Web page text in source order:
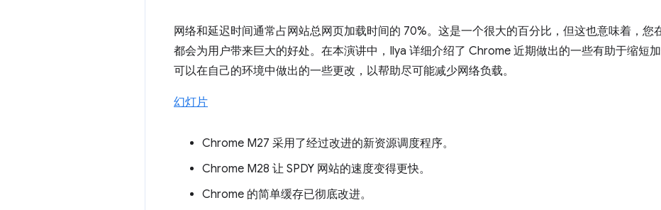
网络和延迟时间通常占网站总网页加载时间的 70%。这是一个很大的百分比，但这也意味着，您
都会为用户带来巨大的好处。在本演讲中，Ilya 详细介绍了 Chrome 近期做出的一些有助于缩短
可以在自己的环境中做出的一些更改，以帮助尽可能减少网络负载。
幻灯片
Chrome M27 采用了经过改进的新资源调度程序。
Chrome M28 让 SPDY 网站的速度变得更快。
Chrome 的简单缓存已彻底改进。